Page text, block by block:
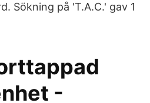
Sökning på 'T.A.C.' gav 1
-